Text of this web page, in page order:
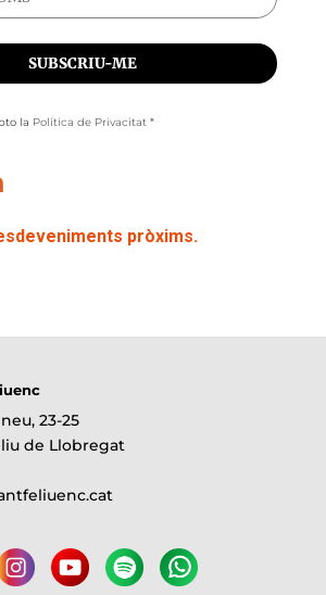
la Política de Privacitat*
pròxims.
23-25
de Llobregat